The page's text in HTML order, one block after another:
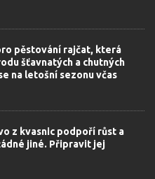
pěstování rajčat, která
šťavnatých a chutných
na letošní sezonu včas
z kvasnic podpoří růst a
jiné. Připravit jej